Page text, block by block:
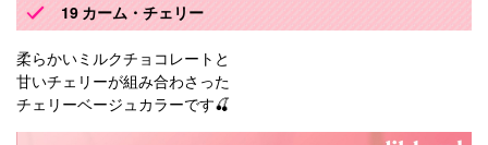
19 カーム・チェリー
柔らかいミルクチョコレートと
甘いチェリーが組み合わさった
チェリーベージュカラーです🍒